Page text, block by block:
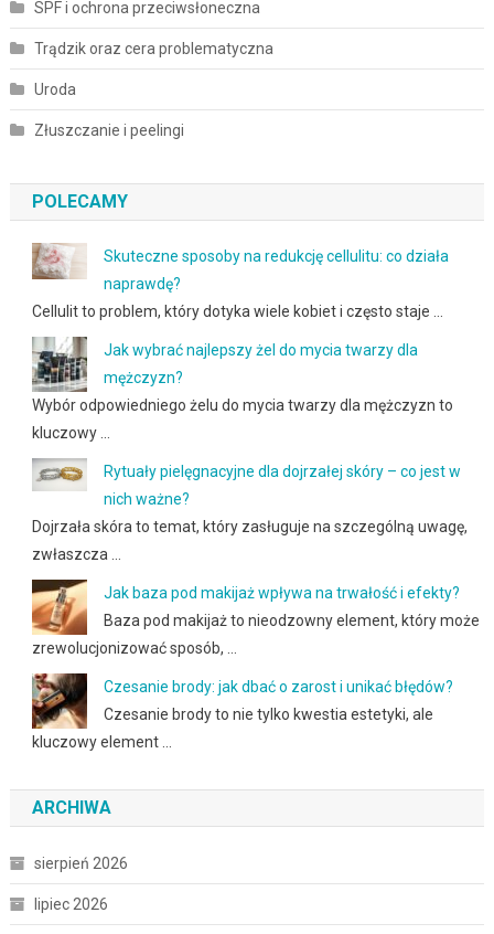
SPF i ochrona przeciwsłoneczna
Trądzik oraz cera problematyczna
Uroda
Złuszczanie i peelingi
POLECAMY
Skuteczne sposoby na redukcję cellulitu: co działa
naprawdę?
Cellulit to problem, który dotyka wiele kobiet i często staje …
Jak wybrać najlepszy żel do mycia twarzy dla
mężczyzn?
Wybór odpowiedniego żelu do mycia twarzy dla mężczyzn to
kluczowy …
Rytuały pielęgnacyjne dla dojrzałej skóry – co jest w
nich ważne?
Dojrzała skóra to temat, który zasługuje na szczególną uwagę,
zwłaszcza …
Jak baza pod makijaż wpływa na trwałość i efekty?
Baza pod makijaż to nieodzowny element, który może
zrewolucjonizować sposób, …
Czesanie brody: jak dbać o zarost i unikać błędów?
Czesanie brody to nie tylko kwestia estetyki, ale
kluczowy element …
ARCHIWA
sierpień 2026
lipiec 2026